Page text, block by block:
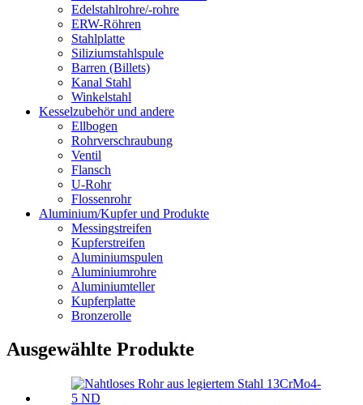
Edelstahlrohre/-rohre
ERW-Röhren
Stahlplatte
Siliziumstahlspule
Barren (Billets)
Kanal Stahl
Winkelstahl
Kesselzubehör und andere
Ellbogen
Rohrverschraubung
Ventil
Flansch
U-Rohr
Flossenrohr
Aluminium/Kupfer und Produkte
Messingstreifen
Kupferstreifen
Aluminiumspulen
Aluminiumrohre
Aluminiumteller
Kupferplatte
Bronzerolle
Ausgewählte Produkte